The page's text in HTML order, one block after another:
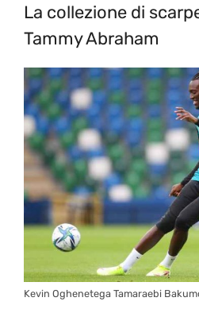
La collezione di
Tammy Abraham
Kevin Oghenetega Tamaraebi